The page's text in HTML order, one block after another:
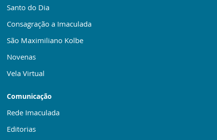
Santo do Dia
Consagração a Imaculada
São Maximiliano Kolbe
Novenas
Vela Virtual
Comunicação
Rede Imaculada
Editorias